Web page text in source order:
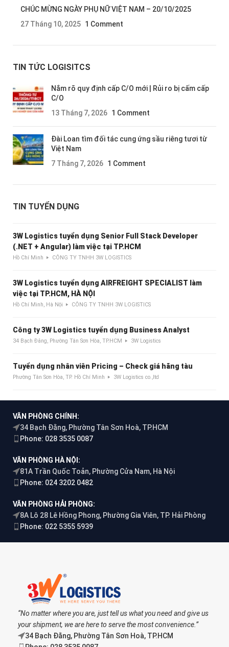
CHÚC MỪNG NGÀY PHỤ NỮ VIỆT NAM – 20/10/2025
27 Tháng 10, 2025 1 Comment
TIN TỨC LOGISITCS
Nắm rõ quy định cấp C/O mới | Rủi ro bị cấm cấp
C/O
13 Tháng 7, 2026 1 Comment
Đài Loan tìm đối tác cung ứng sầu riêng tươi từ
Việt Nam
7 Tháng 7, 2026 1 Comment
TIN TUYỂN DỤNG
3W Logistics tuyển dụng Senior Full Stack Developer
(.NET + Angular) làm việc tại TP.HCM
Hồ Chí Minh CÔNG TY TNHH 3W LOGISTICS
3W Logistics tuyển dụng AIRFREIGHT SPECIALIST làm
việc tại TP.HCM, HÀ NỘI
Hồ Chí Minh, Hà Nội CÔNG TY TNHH 3W LOGISTICS
Công ty 3W Logistics tuyển dụng Business Analyst
34 Bạch Đằng, Phường Tân Sơn Hòa, TP.HCM 3W Logistics
Tuyển dụng nhân viên Pricing – Check giá hãng tàu
Phường Tân Sơn Hòa, TP. Hồ Chí Minh 3W Logistics co.,ltd
VĂN PHÒNG CHÍNH:
34 Bạch Đằng, Phường Tân Sơn Hoà, TP.HCM
Phone: 028 3535 0087
VĂN PHÒNG HÀ NỘI:
81A Trần Quốc Toản, Phường Cửa Nam, Hà Nội
Phone: 024 3202 0482
VĂN PHÒNG HẢI PHÒNG:
8A Lô 28 Lê Hồng Phong, Phường Gia Viên, TP. Hải Phòng
Phone: 022 5355 5939
“No matter where you are, just tell us what you need and give us
your shipment, we are here to serve the most convenience.”
34 Bạch Đằng, Phường Tân Sơn Hoà, TP.HCM